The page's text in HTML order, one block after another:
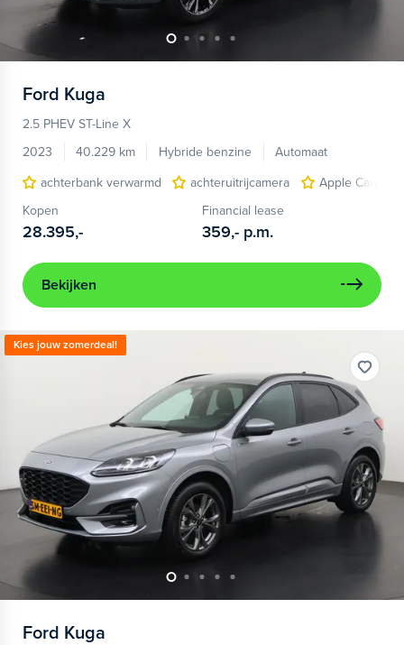
Ford Kuga
2.5 PHEV ST-Line X
2023
40.229 km Hybride benzine
Automaat
achterbank verwarmd
achteruitrijcamera
Apple
Kopen
28.395,-
Financial lease
359,- p.m.
Bekijken
Kies jouw zomerdeal!
Ford Kuga